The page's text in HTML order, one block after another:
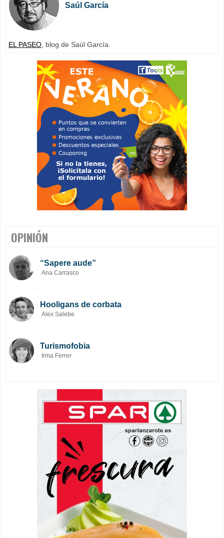
Saúl García
EL PASEO, blog de Saúl García.
OPINIÓN
“Sapere aude”
Ana Carrasco
Hooligans de corbata
Alex Salebe
Turismofobia
Irma Ferrer